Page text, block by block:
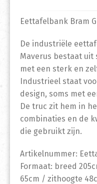
Eettafelbank Bram
De industriële
Maverus bestaat
met een sterk en
Industrieel staat
design, soms met
De truc zit hem in
combinaties en de
die gebruikt zijn.
Artikelnummer:
Formaat: breed
65cm / zithoogte